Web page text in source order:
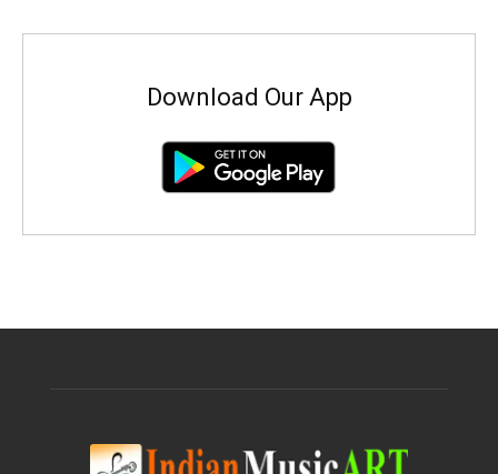
Download Our App